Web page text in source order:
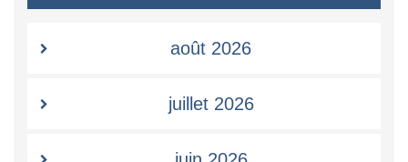
août 2026
juillet 2026